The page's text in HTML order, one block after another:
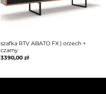
szafka RTV ABATO FX | orzech +
czarny
3390,00 zł